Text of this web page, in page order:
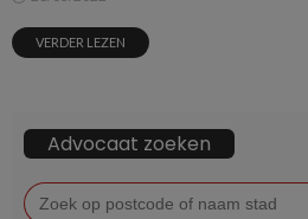
VERDER LEZEN
Advocaat zoeken
Zoek
naar: